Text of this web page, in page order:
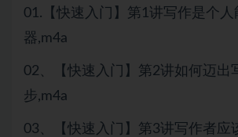
01.【快速入门】第1讲写作是个人
器,m4a
02、【快速入门】第2讲如何迈出
步,m4a
03、【快速入门】第3讲写作者应